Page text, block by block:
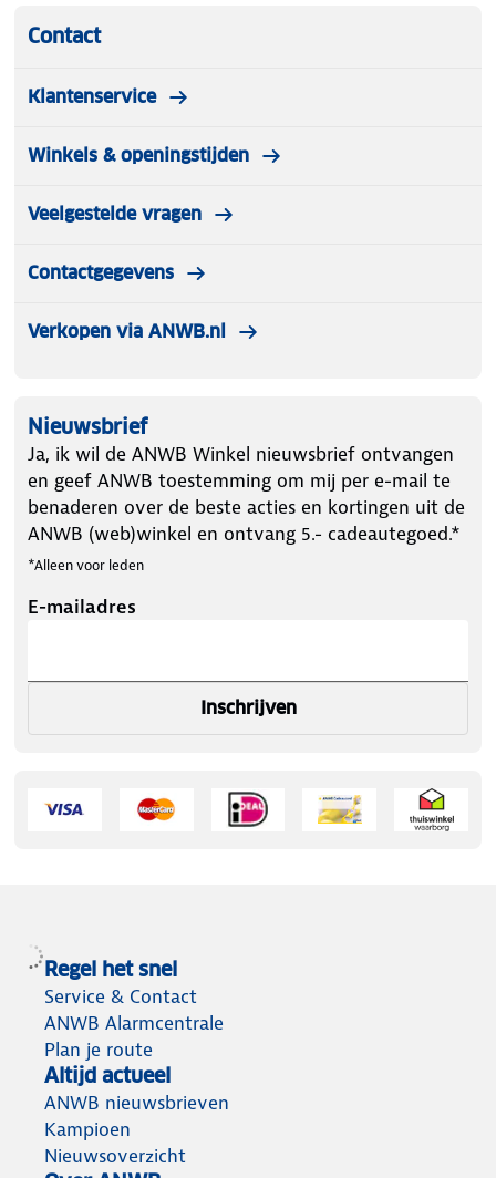
Contact
Klantenservice
Winkels & openingstijden
Veelgestelde vragen
Contactgegevens
Verkopen via ANWB.nl
Nieuwsbrief
Ja, ik wil de ANWB Winkel nieuwsbrief ontvangen
en geef ANWB toestemming om mij per e-mail te
benaderen over de beste acties en kortingen uit de
ANWB (web)winkel en ontvang 5.- cadeautegoed.*
*Alleen voor leden
E-mailadres
Inschrijven
Regel het snel
Service & Contact
ANWB Alarmcentrale
Plan je route
Altijd actueel
ANWB nieuwsbrieven
Kampioen
Nieuwsoverzicht